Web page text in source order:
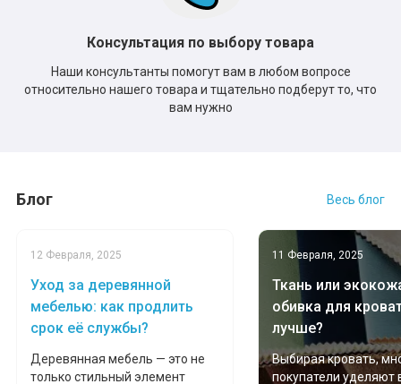
Консультация по выбору товара
Наши консультанты помогут вам в любом вопросе
относительно нашего товара и тщательно подберут то, что
вам нужно
Блог Весь блог
12 Февраля, 2025
Уход за деревянной
мебелью: как продлить
срок её службы?
Деревянная мебель — это не
только стильный элемент
11 Февраля, 2025
Ткань или
обивка для
лучше?
Выбирая кровать,
покупатели уделяют